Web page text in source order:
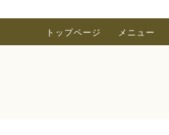
トップページ メニュー